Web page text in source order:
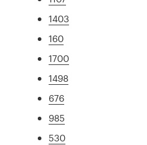
1403
160
1700
1498
676
985
530